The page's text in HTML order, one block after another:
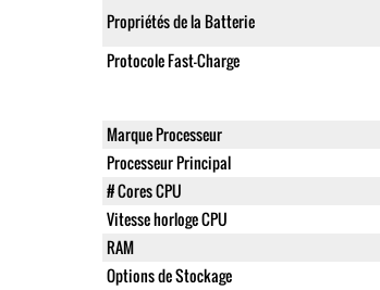
Propriétés de la Batterie
Protocole Fast-Charge
Marque Processeur
Processeur Principal
# Cores CPU
Vitesse horloge CPU
RAM
Options de Stockage